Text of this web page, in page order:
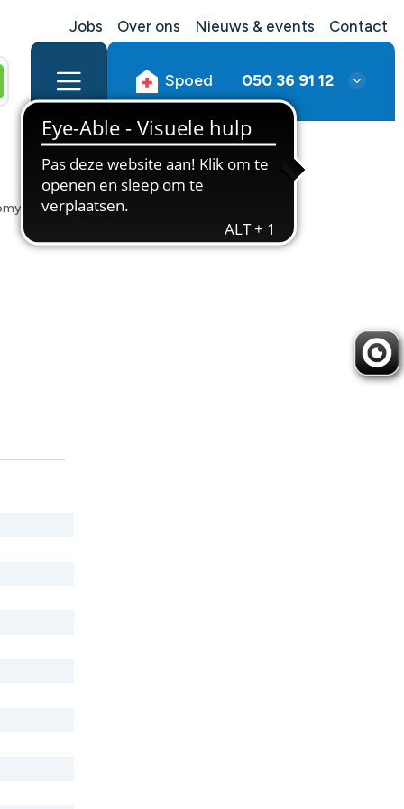
Jobs Over ons Nieuws & events Contact
Spoed 050 36 91 12